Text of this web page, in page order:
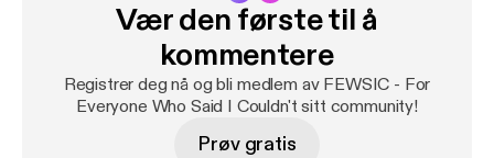
Vær den første til å
kommentere
Registrer deg nå og bli medlem av FEWSIC - For
Everyone Who Said I Couldn't sitt community!
Prøv gratis